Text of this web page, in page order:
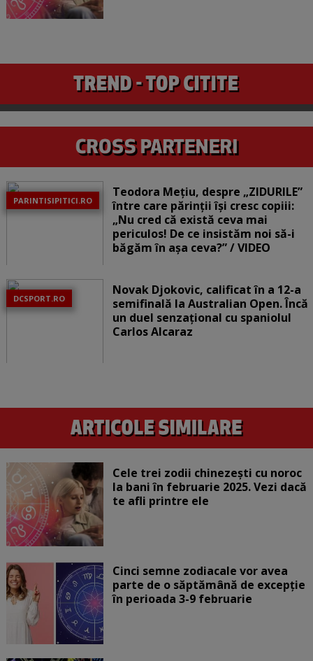
PARINTISIPITICI.RO
Teodora Mețiu, despre „ZIDURILE”
între care părinții își cresc copiii:
„Nu cred că există ceva mai
periculos! De ce insistăm noi să-i
băgăm în așa ceva?” / VIDEO
DCSPORT.RO
Novak Djokovic, calificat în a 12-a
semifinală la Australian Open. Încă
un duel senzațional cu spaniolul
Carlos Alcaraz
Cele trei zodii chinezești cu noroc
la bani în februarie 2025. Vezi dacă
te afli printre ele
Cinci semne zodiacale vor avea
parte de o săptămână de excepție
în perioada 3-9 februarie